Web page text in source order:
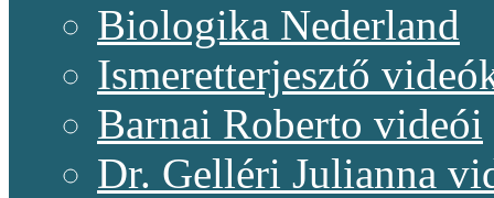
Biologika Nederland
Ismeretterjesztő
Barnai Roberto videói
Dr. Gelléri Julianna